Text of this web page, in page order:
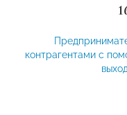
контрагентами с